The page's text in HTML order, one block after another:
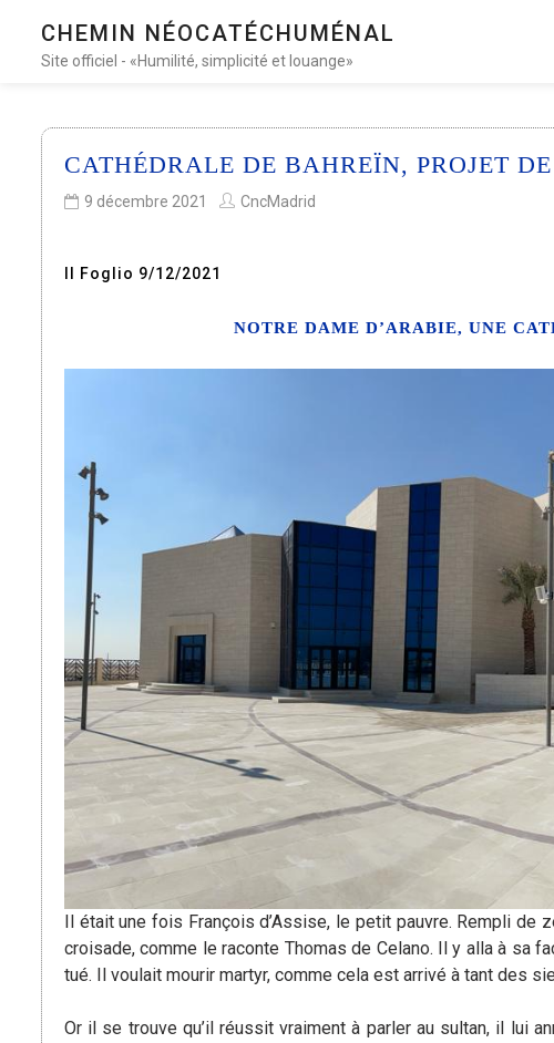
CHEMIN NÉOCATÉCHUMÉNAL
Site officiel - «Humilité, simplicité et louange»
CATHÉDRALE DE BAHREÏN, PROJET
9 décembre 2021 CncMadrid
Il Foglio 9/12/2021
NOTRE DAME D’ARABIE, UNE
Il était une fois François d’Assise, le petit pauvre. Rempli de
croisade, comme le raconte Thomas de Celano. Il y alla à sa
tué. Il voulait mourir martyr, comme cela est arrivé à tant des
Or il se trouve qu’il réussit vraiment à parler au sultan, il lui